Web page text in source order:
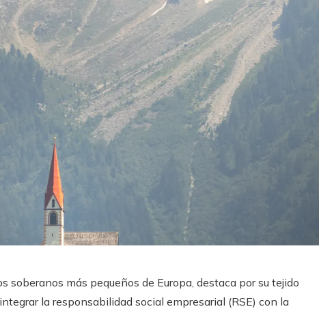
soberanos más pequeños de Europa, destaca por su tejido
la responsabilidad social empresarial (RSE) con la